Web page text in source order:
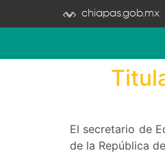
chiapas.gob.mx
El secretario de
de la República